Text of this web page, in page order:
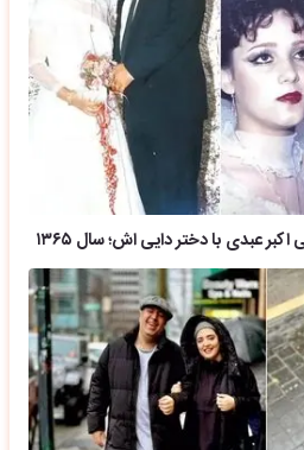
عبدی با دختر دایی اش؛ سال ۱۳۶۵